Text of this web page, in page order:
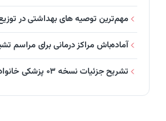
مهم‌ترین توصیه های بهداشتی در
آماده‌باش مراکز درمانی برای مراسم
تشریح جزئیات نسخه ۰۳ پزشکی خانواده